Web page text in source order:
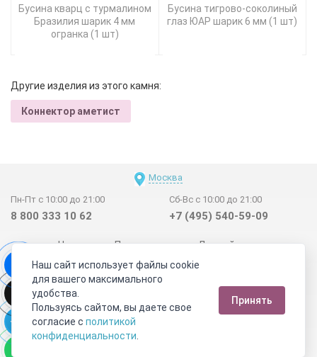
Бусина кварц с турмалином
Бразилия шарик 4 мм
огранка (1 шт)
Бусина тигрово-соколиный
глаз ЮАР шарик 6 мм (1 шт)
Другие изделия из этого камня:
Коннектор аметист
Москва
Пн-Пт с 10:00 до 21:00
8 800 333 10 62
Сб-Вс с 10:00 до 21:00
+7 (495) 540-59-09
Новинки Поставщикам
Личный счет
Договор-оферта
О нас
Наши магазины
Отзывы покупателей
Сертификаты
Статьи
Обратная связь
Видео о камнях СОУТ
Телеграм
Max
Наш сайт использует файлы cookie
для вашего максимального
удобства.
Пользуясь сайтом, вы даете свое
согласие с политикой
конфиденциальности
Принять